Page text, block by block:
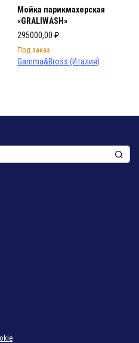
Мойка парикмахерская
«GRALIWASH»
295000,00 ₽
Под заказ
Gamma&Bross (Италия)